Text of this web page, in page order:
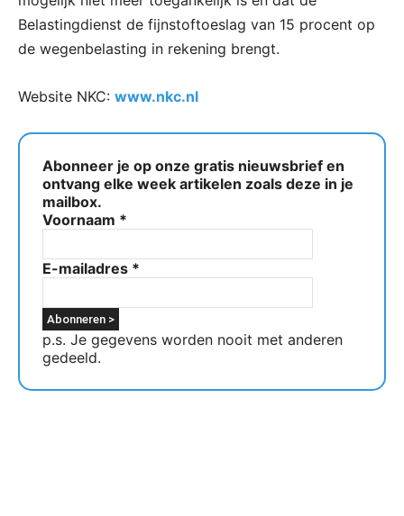
Belastingdienst de fijnstoftoeslag van 15 procent op
de wegenbelasting in rekening brengt.
Website NKC: www.nkc.nl
Abonneer je op onze gratis nieuwsbrief en
ontvang elke week artikelen zoals deze in je
mailbox.
Voornaam *
E-mailadres *
p.s. Je gegevens worden nooit met anderen
gedeeld.